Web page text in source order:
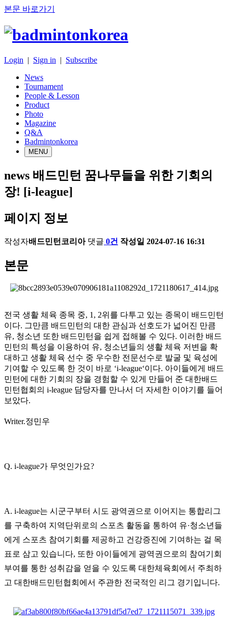
본문 바로가기
Login | Sign in | Subscribe
News
Tournament
People & Lesson
Product
Photo
Magazine
Q&A
Badmintonkorea
MENU
news 배드민턴 꿈나무들을 위한 기회의
장! [i-league]
페이지 정보
작성자배드민턴코리아 댓글 0건 작성일 2024-07-16 16:31
본문
전국 생활 체육 종목 중, 1, 2위를 다투고 있는 종목이 배드민턴
이다. 그만큼 배드민턴의 대한 관심과 선호도가 넓어진 만큼
유, 청소년 또한 배드민턴을 쉽게 접해볼 수 있다. 이러한 배드
민턴의 특성을 이용하여 유, 청소년들의 생활 체육 저변을 확
대하고 생활 체육 선수 중 우수한 전문선수로 발굴 및 육성에
기여할 수 있도록 한 것이 바로 ‘i-league‘이다. 아이들에게 배드
민턴에 대한 기회의 장을 경험할 수 있게 만들어 준 대한배드
민턴협회의 i-league 담당자를 만나서 더 자세한 이야기를 들어
보았다.
Writer.정민우
Q. i-league가 무엇인가요?
A. i-league는 시군구부터 시도 광역권으로 이어지는 통합리그
를 구축하여 지역단위로의 스포츠 활동을 통하여 유·청소년들
에게 스포츠 참여기회를 제공하고 건강증진에 기여하는 걸 목
표로 삼고 있습니다, 또한 아이들에게 광역권으로의 참여기회
부여를 통한 성취감을 얻을 수 있도록 대한체육회에서 주최하
고 대한배드민턴협회에서 주관한 전국적인 리그 경기입니다.